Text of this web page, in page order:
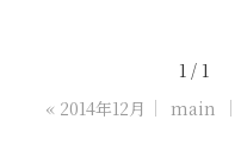
1 / 1
« 2014年12月 main